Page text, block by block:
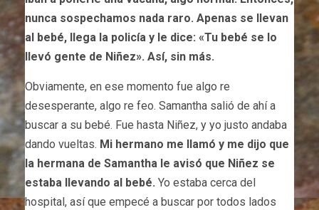
nunca sospechamos nada raro. Apenas se llevan
al bebé, llega la policía y le dice: «Tu bebé se lo
llevó gente de Niñez». Así, sin más.
Obviamente, en ese momento fue algo re
desesperante, algo re feo. Samantha salió de ahí a
buscar a su bebé. Fue hasta Niñez, y yo justo andaba
dando vueltas. Mi hermano me llamó y me dijo que
la hermana de Samantha le avisó que Niñez se
estaba llevando al bebé. Yo estaba cerca del
hospital, así que empecé a buscar por todos lados